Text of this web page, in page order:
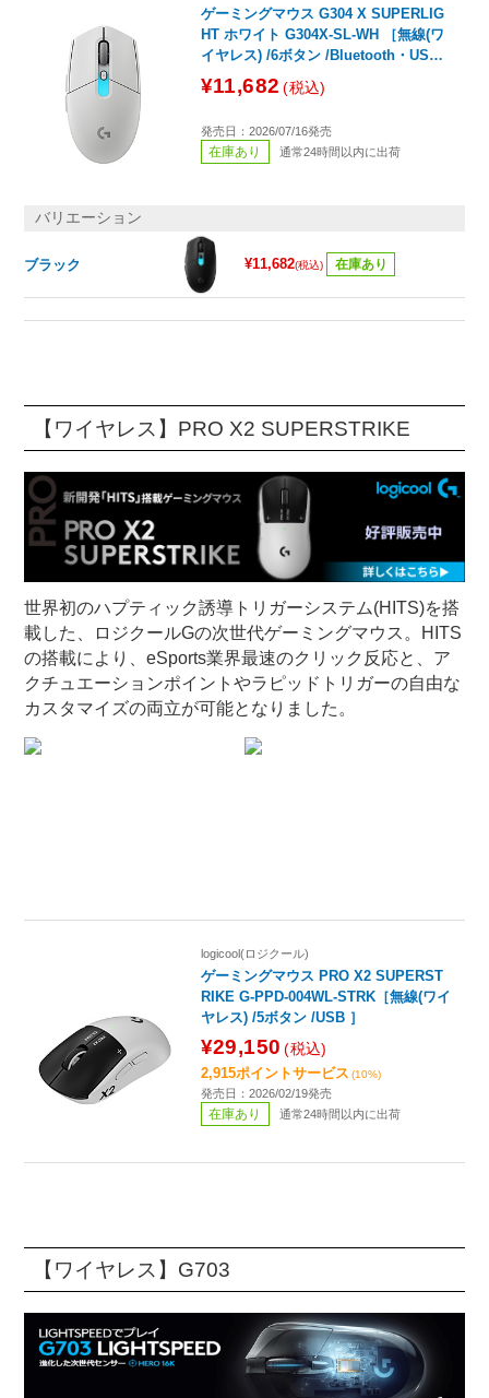
ゲーミングマウス G304 X SUPERLIG
HT ホワイト G304X-SL-WH ［無線(ワ
イヤレス) /6ボタン /Bluetooth・US
B］
¥11,682 (税込)
発売日：2026/07/16発売
在庫あり 通常24時間以内に出荷
バリエーション
ブラック ¥11,682(税込) 在庫あり
【ワイヤレス】PRO X2 SUPERSTRIKE
世界初のハプティック誘導トリガーシステム(HITS)を搭
載した、ロジクールGの次世代ゲーミングマウス。HITS
の搭載により、eSports業界最速のクリック反応と、ア
クチュエーションポイントやラピッドトリガーの自由な
カスタマイズの両立が可能となりました。
logicool(ロジクール)
ゲーミングマウス PRO X2 SUPERST
RIKE G-PPD-004WL-STRK［無線(ワイ
ヤレス) /5ボタン /USB ］
¥29,150 (税込)
2,915ポイントサービス (10%)
発売日：2026/02/19発売
在庫あり 通常24時間以内に出荷
【ワイヤレス】G703